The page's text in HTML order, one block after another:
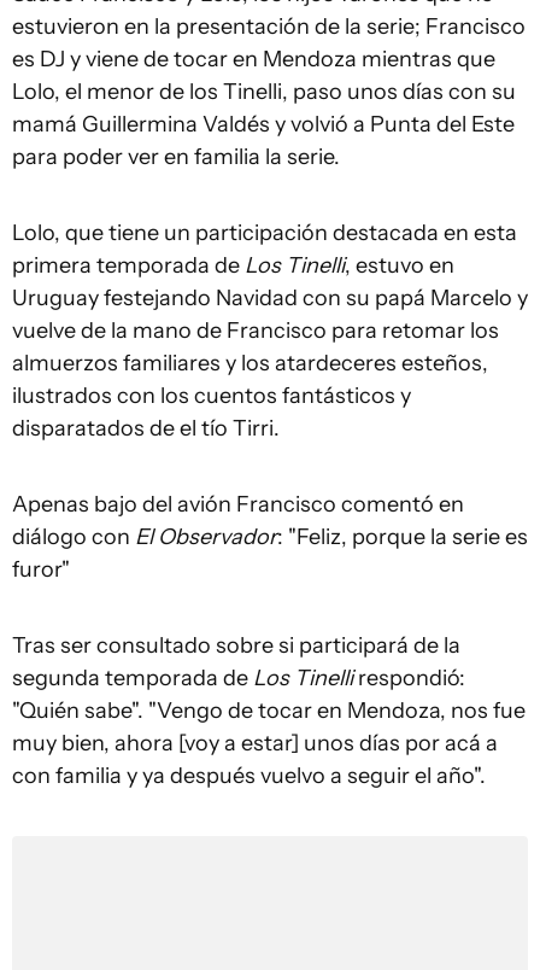
estuvieron en la presentación de la serie; Francisco
es DJ y viene de tocar en Mendoza mientras que
Lolo, el menor de los Tinelli, paso unos días con su
mamá Guillermina Valdés y volvió a Punta del Este
para poder ver en familia la serie.
Lolo, que tiene un participación destacada en esta
primera temporada de Los Tinelli, estuvo en
Uruguay festejando Navidad con su papá Marcelo y
vuelve de la mano de Francisco para retomar los
almuerzos familiares y los atardeceres esteños,
ilustrados con los cuentos fantásticos y
disparatados de el tío Tirri.
Apenas bajo del avión Francisco comentó en
diálogo con El Observador: "Feliz, porque la serie es
furor"
Tras ser consultado sobre si participará de la
segunda temporada de Los Tinellirespondió:
"Quién sabe". "Vengo de tocar en Mendoza, nos fue
muy bien, ahora [voy a estar] unos días por acá a
con familia y ya después vuelvo a seguir el año".